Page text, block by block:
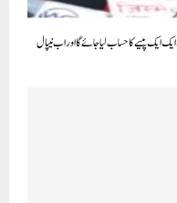
پیسے کا حساب لیا جائے گا اور اب نیپال